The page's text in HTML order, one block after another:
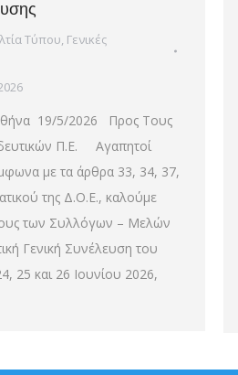
Τύπου, Γενικές
19/5/2026 Προς Τους
Π.Ε. Αγαπητοί
με τα άρθρα 33, 34, 37,
της Δ.Ο.Ε., καλούμε
των Συλλόγων – Μελών
Γενική Συνέλευση του
25 και 26 Ιουνίου 2026,